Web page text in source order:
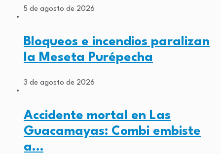
5 de agosto de 2026
Bloqueos e incendios paralizan
la Meseta Purépecha
3 de agosto de 2026
Accidente mortal en Las
Guacamayas: Combi embiste
a…